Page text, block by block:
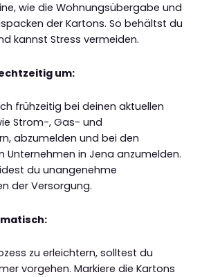
wie die Wohnungsübergabe und
der Kartons. So behältst du
kannst Stress vermeiden.
um:
frühzeitig bei deinen aktuellen
Strom-, Gas- und
abzumelden und bei den
Unternehmen in Jena anzumelden.
du unangenehme
der Versorgung.
zu erleichtern, solltest du
vorgehen. Markiere die Kartons